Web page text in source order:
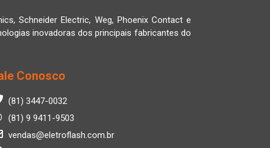
Schneider Electric, Weg, Phoenix Contact e
inovadoras dos principais fabricantes do
Conosco
(81) 3447-0032
(81) 9 9411-9503
vendas@eletroflash.com.br